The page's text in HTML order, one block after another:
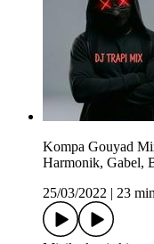
Kompa Gouyad
Harmonik, Gabel,
25/03/2022
23